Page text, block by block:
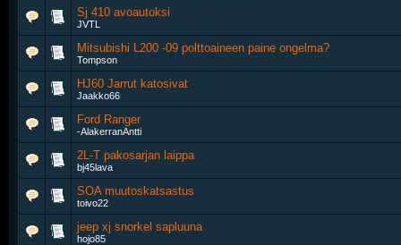
Sj 410 avoautoksi
JVTL
Mitsubishi L200 -09 polttoaineen paine ongelma?
Tompson
HJ60 Jarrut katosivat
Jaakko66
Ford Ranger
-AlakerranAntti
2L-T pakosarjan laippa
bj45lava
SOA muutoskatsastus
toivo22
jeep xj snorkel sapluuna
hojo85